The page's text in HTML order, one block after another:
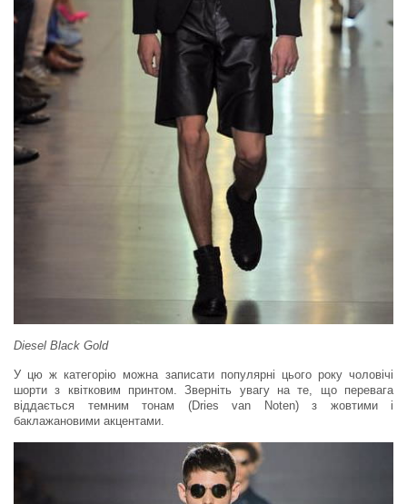
Diesel Black Gold
У цю ж категорію можна записати популярні цього року чоловічі
шорти з квітковим принтом. Зверніть увагу на те, що перевага
віддається темним тонам (Dries van Noten) з жовтими і
баклажановими акцентами.